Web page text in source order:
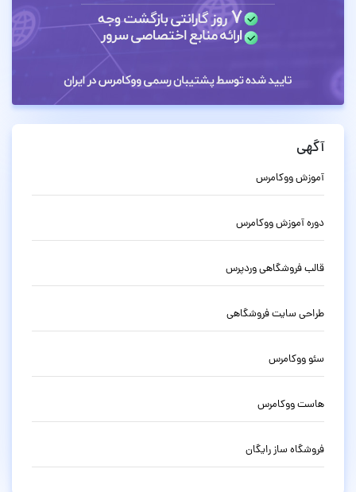
آگهی
آموزش ووکامرس
دوره آموزش ووکامرس
قالب فروشگاهی وردپرس
طراحی سایت فروشگاهی
سئو ووکامرس
هاست ووکامرس
فروشگاه ساز رایگان